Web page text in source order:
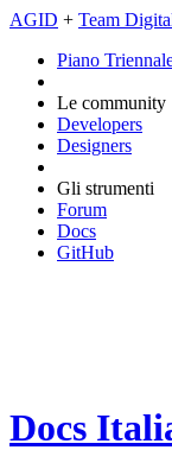
AGID + Team
Piano
Le community
Developers
Designers
Gli strumenti
Forum
Docs
GitHub
Docs